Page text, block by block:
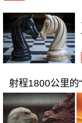
射程1800公里的